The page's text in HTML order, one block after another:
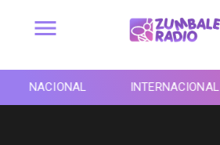
NACIONAL INTERNACIONAL